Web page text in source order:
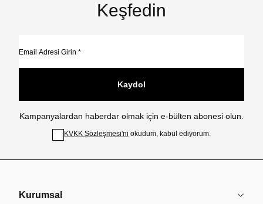
Keşfedin
Kaydol
Kampanyalardan haberdar olmak için e-bülten abonesi olun.
KVKK Sözleşmesi'ni okudum, kabul ediyorum.
Kurumsal